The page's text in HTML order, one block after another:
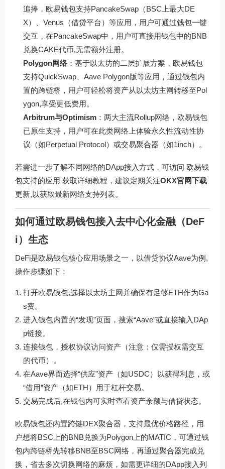
追捧，欧易钱包支持PancakeSwap（BSC上最大DE
X）、Venus（借贷平台）等应用，用户可通过钱包一键
交互，在PancakeSwap中，用户可直接用钱包中的BNB
兑换CAKE代币,无需额外注册。
Polygon网络：基于以太坊的二层扩展方案，欧易钱包
支持QuickSwap、Aave Polygon版等应用，通过钱包内
置的跨链桥，用户可轻松将资产从以太坊主网转移至Pol
ygon,享受更低费用。
Arbitrum与Optimism ：两大主流Rollup网络，欧易钱包
已原生支持，用户可在此类网络上体验永久性流动性协
议（如Perpetual Protocol）或交易聚合器（如1inch）。
若需进一步了解不同网络的DApp接入方式，可访问 欧易钱
包支持的应用 获取详细教程，建议定期关注OKX官网下载
更新,以获取最新网络支持列表。
如何通过欧易钱包接入去中心化金融（DeF
i）生态
DeFi是欧易钱包核心应用场景之一，以借贷协议Aave为例,
操作步骤如下：
打开欧易钱包,选择以太坊主网并确保有足够ETH作为Ga
s费。
进入钱包内置的“发现”页面，搜索“Aave”或直接输入DAp
p链接。
连接钱包，授权协议访问资产（注意：仅需授权需交互
的代币）。
在Aave界面选择“供应”资产（如USDC）以获得利息，或
“借用”资产（如ETH）用于杠杆交易。
交易完成后,在钱包内可实时查看资产余额与借贷状态。
欧易钱包还内置跨链DEX聚合器，支持最优价格路径，用
户想将BSC上的BNB兑换为Polygon上的MATIC，可通过钱
包内跨链桥先转移BNB至BSC网络，再通过聚合器完成兑
换，省去多次切换网络的麻烦，如需更详细的DApp接入列